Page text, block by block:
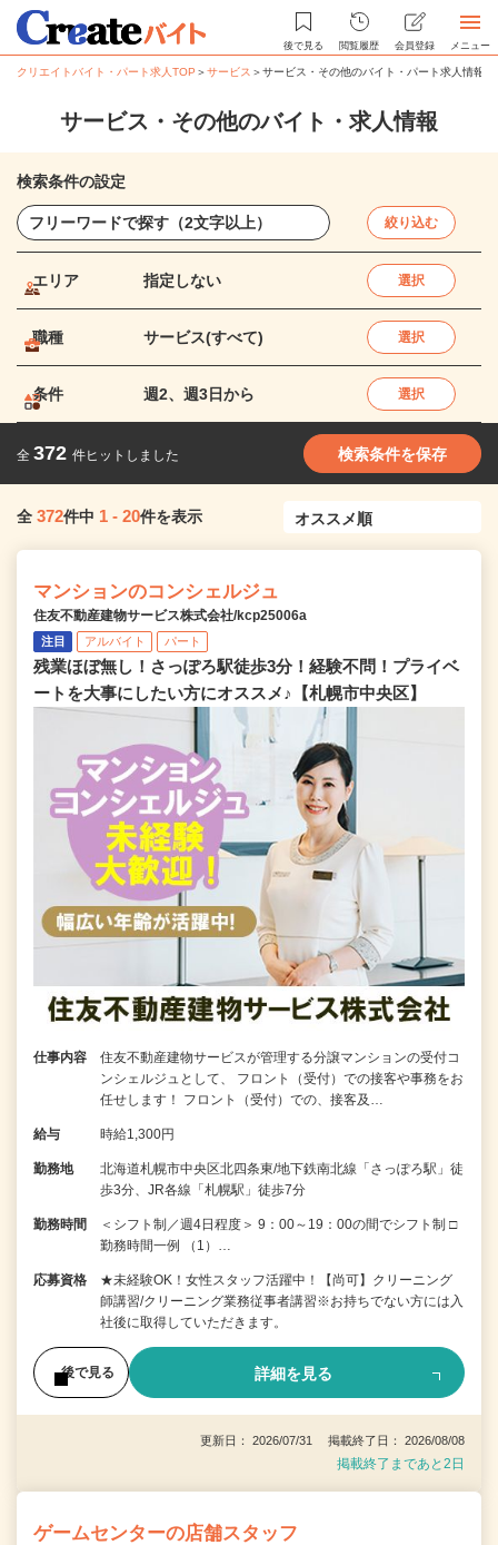
後で見る 閲覧履歴 会員登録 メニュー
クリエイトバイト・パート求人TOP ＞サービス ＞サービス・その他のバイト・パート求人情報
サービス・その他のバイト・求人情報
検索条件の設定
絞り込む
エリア 指定しない 選択
職種 サービス(すべて) 選択
条件 週2、週3日から 選択
全 372 件ヒットしました 検索条件を保存
全 372件中 1 - 20件を表示
マンションのコンシェルジュ
住友不動産建物サービス株式会社/kcp25006a
注目 アルバイト パート
残業ほぼ無し！さっぽろ駅徒歩3分！経験不問！プライベ
ートを大事にしたい方にオススメ♪【札幌市中央区】
仕事内容
住友不動産建物サービスが管理する分譲マンションの受付コ
ンシェルジュとして、 フロント（受付）での接客や事務をお
任せします！ フロント（受付）での、接客及…
給与 時給1,300円
勤務地
北海道札幌市中央区北四条東/地下鉄南北線「さっぽろ駅」徒
歩3分、JR各線「札幌駅」徒歩7分
勤務時間
＜シフト制／週4日程度＞ 9：00～19：00の間でシフト制 □
勤務時間一例 （1）…
応募資格
★未経験OK！女性スタッフ活躍中！【尚可】クリーニング
師講習/クリーニング業務従事者講習※お持ちでない方には入
社後に取得していただきます。
後で見る 詳細を見る
更新日： 2026/07/31 掲載終了日： 2026/08/08
掲載終了まであと2日
ゲームセンターの店舗スタッフ